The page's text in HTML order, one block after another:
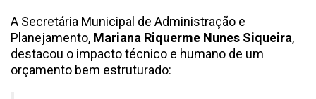
A Secretária Municipal de Administração e
Planejamento, Mariana Riquerme Nunes Siqueira,
destacou o impacto técnico e humano de um
orçamento bem estruturado: